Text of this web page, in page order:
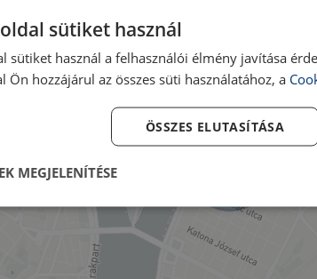
Házközponti,Házközponti
sütiket használ
sütiket használ a felhasználói élmény javítása
Ön hozzájárul az összes süti használatához, a
ÖSSZES ELUTASÍTÁSA
MEGJELENÍTÉSE
Teljesítmény